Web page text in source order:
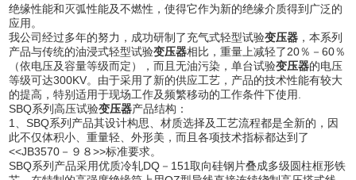
绝缘性能和灭弧性能及不燃性，使得它作为新的绝缘介质得到广泛的
应用。
我公司经过多年的努力，成功研制了充气式轻型试验变压器 ，本系列
产品与传统的油浸式轻型试验变压器相比，重量上减轻了20％－60％
（依电压及容量等级而定），而且无油污染，单台试验变压器的电压
等级可达300KV。由于采用了新的供应工艺，产品的技术性能有较大
的提高，特别适用于现场工作及频繁移动的工作条件下使用.
SBQ系列高压试验变压器产品结构：
1、SBQ系列产品其设计构思、材质选择及工艺流程都是全新的，因
此不仅体积小、重量轻、外形美，而且各项技术指标都达到了
<<JB3570－９８>>标准要求。
SBQ系列产品采用优质冷轧DQ－151取向硅钢片叠成多级圆柱框形铁